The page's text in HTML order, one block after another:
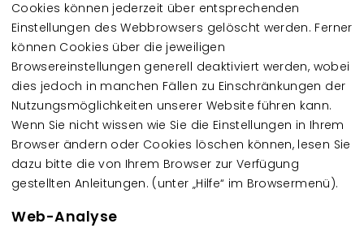
Cookies können jederzeit über entsprechenden
Einstellungen des Webbrowsers gelöscht werden. Ferner
können Cookies über die jeweiligen
Browsereinstellungen generell deaktiviert werden, wobei
dies jedoch in manchen Fällen zu Einschränkungen der
Nutzungsmöglichkeiten unserer Website führen kann.
Wenn Sie nicht wissen wie Sie die Einstellungen in Ihrem
Browser ändern oder Cookies löschen können, lesen Sie
dazu bitte die von Ihrem Browser zur Verfügung
gestellten Anleitungen. (unter „Hilfe“ im Browsermenü).
Web-Analyse